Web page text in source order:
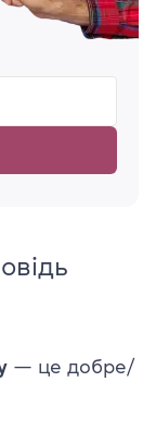
— це добре/